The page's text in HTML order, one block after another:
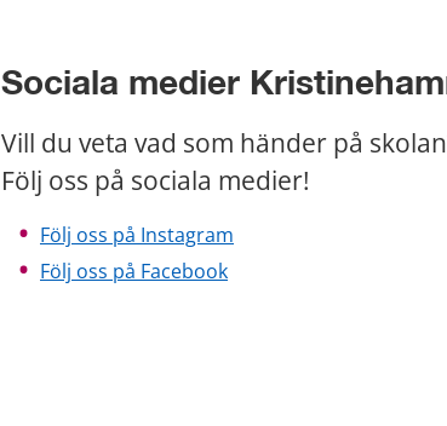
Sociala medier
Vill du veta vad som händer på
Följ oss på sociala medier!
Följ oss på Instagram
Följ oss på Facebook